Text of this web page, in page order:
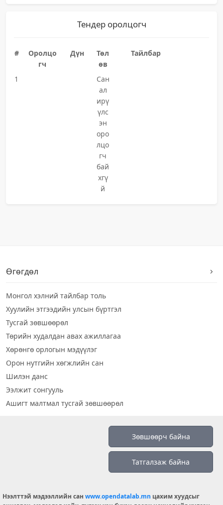
Тендер оролцогч
#
Оролцо
гч
Дүн
Төл
өв
Тайлбар
1
Сан
ал
ирү
үлс
эн
оро
лцо
гч
бай
хгү
й
Өгөгдөл
Монгол хэлний тайлбар толь
Хуулийн этгээдийн улсын бүртгэл
Тусгай зөвшөөрөл
Төрийн худалдан авах ажиллагаа
Хөрөнгө орлогын мэдүүлэг
Орон нутгийн хөгжлийн сан
Шилэн данс
Ээлжит сонгууль
Ашигт малтмал тусгай зөвшөөрөл
info@opendatalab.mn
Зөвшөөрч байна
Татгалзаж байна
Нээлттэй мэдээллийн сан www.opendatalab.mn цахим хуудсыг